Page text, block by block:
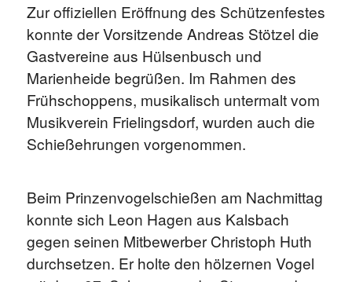
Zur offiziellen Eröffnung des Schützenfestes
konnte der Vorsitzende Andreas Stötzel die
Gastvereine aus Hülsenbusch und
Marienheide begrüßen. Im Rahmen des
Frühschoppens, musikalisch untermalt vom
Musikverein Frielingsdorf, wurden auch die
Schießehrungen vorgenommen.
Beim Prinzenvogelschießen am Nachmittag
konnte sich Leon Hagen aus Kalsbach
gegen seinen Mitbewerber Christoph Huth
durchsetzen. Er holte den hölzernen Vogel